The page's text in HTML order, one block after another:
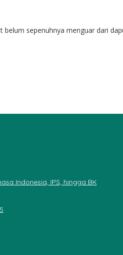
sepenuhnya menguar dari
Indonesia, IPS, hingga BK